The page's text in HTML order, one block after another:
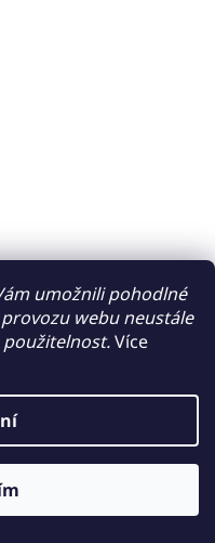
umožnili pohodlné
webu neustále
použitelnost.Více